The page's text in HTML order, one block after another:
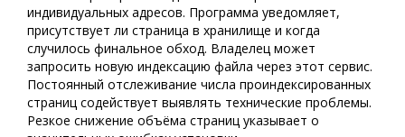
индивидуальных адресов. Программа уведомляет,
присутствует ли страница в хранилище и когда
случилось финальное обход. Владелец может
запросить новую индексацию файла через этот сервис.
Постоянный отслеживание числа проиндексированных
страниц содействует выявлять технические проблемы.
Резкое снижение объёма страниц указывает о